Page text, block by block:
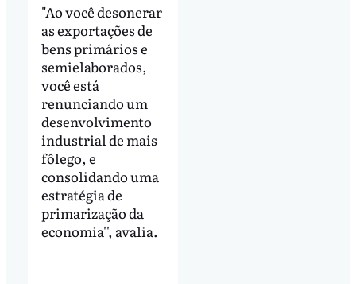
"Ao você desonerar
as exportações de
bens primários e
semielaborados,
você está
renunciando um
desenvolvimento
industrial de mais
fôlego, e
consolidando uma
estratégia de
primarização da
economia'', avalia.